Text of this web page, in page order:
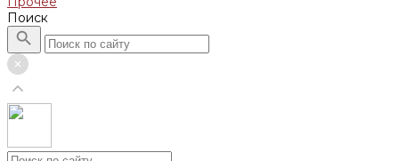
Поиск